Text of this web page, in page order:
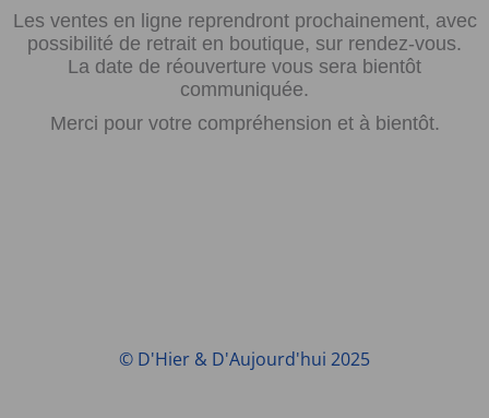
Les ventes en ligne reprendront prochainement, avec
possibilité de retrait en boutique, sur rendez-vous.
La date de réouverture vous sera bientôt
communiquée.
Merci pour votre compréhension et à bientôt.
© D'Hier & D'Aujourd'hui 2025